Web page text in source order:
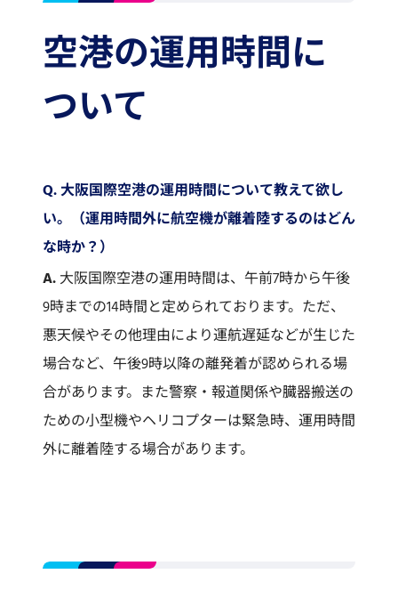
空港の運用時間に
ついて
Q. 大阪国際空港の運用時間について教えて欲し
い。（運用時間外に航空機が離着陸するのはどん
な時か？）
A.大阪国際空港の運用時間は、午前7時から午後
9時までの14時間と定められております。ただ、
悪天候やその他理由により運航遅延などが生じた
場合など、午後9時以降の離発着が認められる場
合があります。また警察・報道関係や臓器搬送の
ための小型機やヘリコプターは緊急時、運用時間
外に離着陸する場合があります。